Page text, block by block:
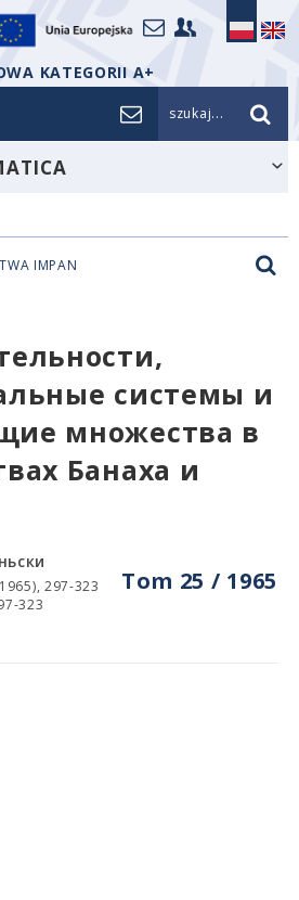
KATEGORII A+
szukaj...
IMPAN
системы и
множества в
Банаха и
Tom 25 / 1965
297-323
323